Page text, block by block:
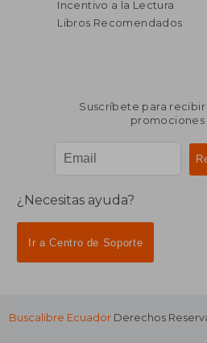
Incentivo a la Lectura
Libros Recomendados
Suscríbete para
promociones
¿Necesitas ayuda?
Ir a Centro de Soporte
Buscalibre Ecuador Derechos